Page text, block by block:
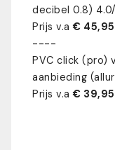
decibel 0.8)
Prijs v.a€
----
PVC click (pro)
aanbieding
Prijs v.a€